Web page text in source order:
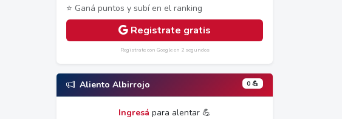
⭐ Ganá puntos y subí en el ranking
Registrate gratis
Registrate con Google en 2 segundos
Aliento Albirrojo 0 💪
Ingresá para alentar 💪